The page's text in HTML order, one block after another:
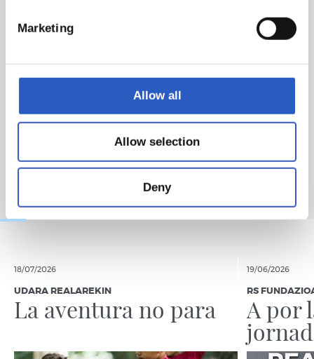
Marketing
Allow all
Allow selection
Deny
18/07/2026
UDARA REALAREKIN
La aventura no para
19/06/2026
RS
A por